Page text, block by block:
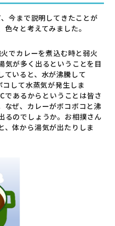
今まで説明してきたことが
々と考えてみました。
でカレーを煮込む時と弱火
気が多く出るということを目
ていると、水が沸騰して
して水蒸気が発生しま
であるからということは皆さ
なぜ、カレーがボコボコと沸
るのでしょうか。お相撲さん
、体から湯気が出たりしま